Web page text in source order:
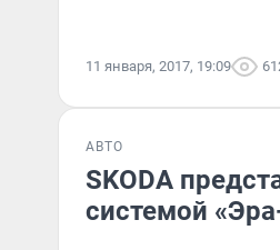
11 января, 2017, 19:09
АВТО
SKODA
системой